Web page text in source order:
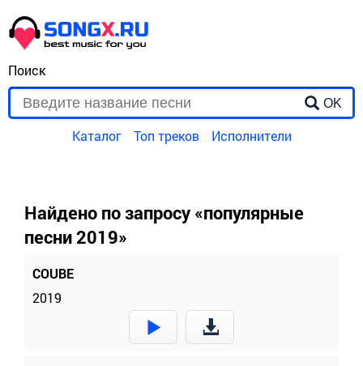
Поиск
OK
Каталог Топ треков Исполнители
Найдено по запросу «популярные
песни 2019»
COUBE
2019